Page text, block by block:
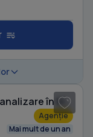
Casă individuală cu 7 camere cu Canalizare în Micro 17
Agenție
Mai mult de un an